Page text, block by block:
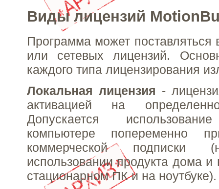
Виды лицензий
Программа может поставляться
или сетевых лицензий.
каждого типа лицензирования
Локальная лицензия -
активацией на
Допускается
компьютере попеременно
коммерческой подписки
использовании продукта дома
стационарном ПК и на ноутбуке).